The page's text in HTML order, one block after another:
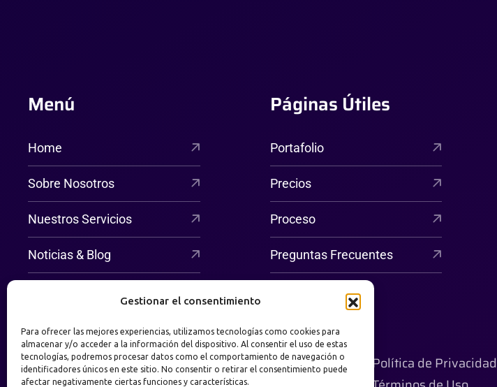
Gestionar el consentimiento
Para ofrecer las mejores experiencias, utilizamos tecnologías como cookies para
almacenar y/o acceder a la información del dispositivo. Al consentir el uso de estas
tecnologías, podremos procesar datos como el comportamiento de navegación o
identificadores únicos en este sitio. No consentir o retirar el consentimiento puede
afectar negativamente ciertas funciones y características.
Menú
Home
Sobre Nosotros
Nuestros Servicios
Noticias & Blog
Páginas Útiles
Portafolio
Precios
Proceso
Preguntas Frecuentes
Política de Privacidad